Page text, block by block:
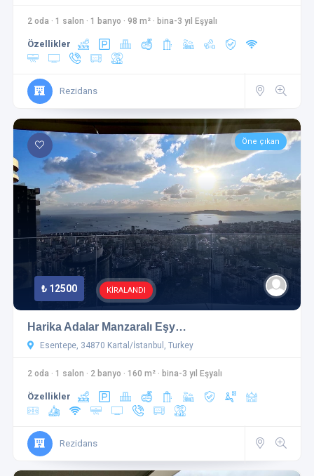
2 oda · 1 salon · 1 banyo · 98 m² · bina-3 yıl Eşyalı
Özellikler
Rezidans
Öne çıkan
₺ 12500 KİRALANDI
Harika Adalar Manzaralı Eşy…
Esentepe, 34870 Kartal/İstanbul, Turkey
2 oda · 1 salon · 2 banyo · 160 m² · bina-3 yıl Eşyalı
Özellikler
Rezidans